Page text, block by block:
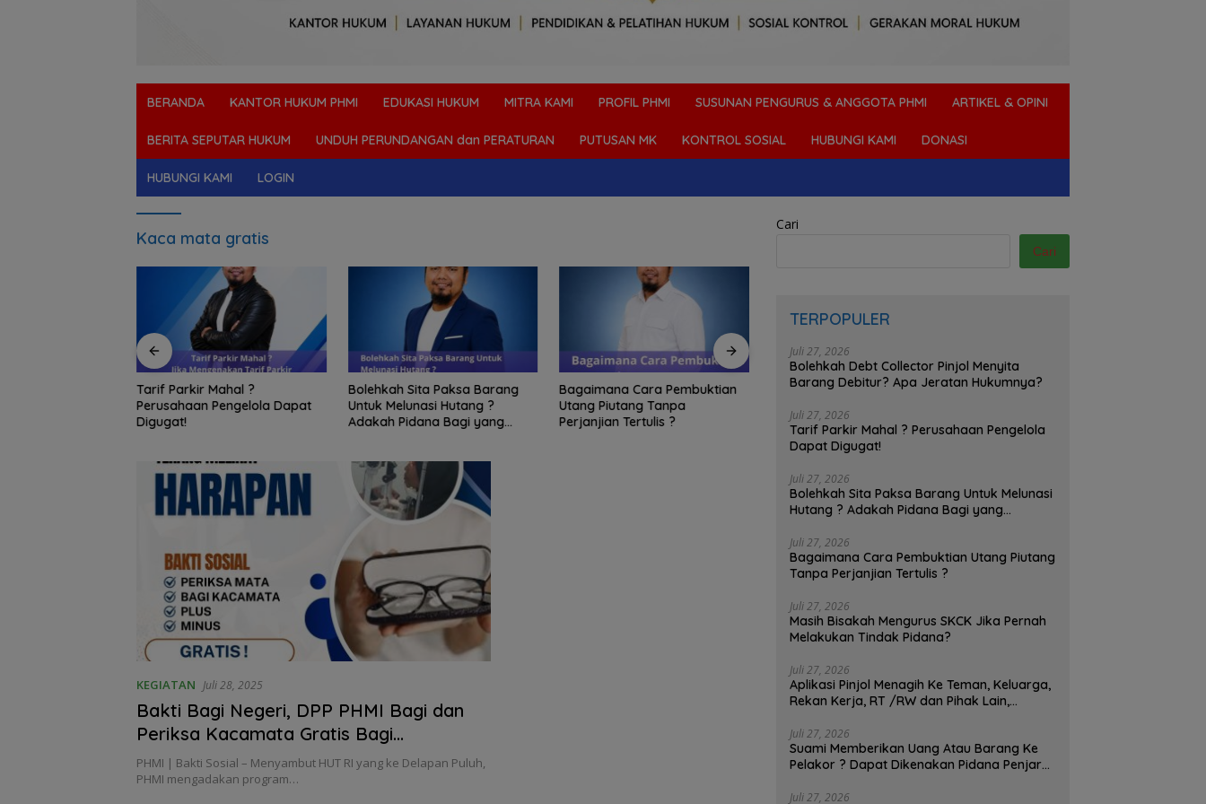
BERANDA KANTOR HUKUM PHMI EDUKASI HUKUM MITRA KAMI PROFIL PHMI SUSUNAN PENGURUS & ANGGOTA PHMI ARTIKEL & OPINI
BERITA SEPUTAR HUKUM UNDUH PERUNDANGAN dan PERATURAN PUTUSAN MK KONTROL SOSIAL HUBUNGI KAMI DONASI
HUBUNGI KAMI LOGIN
Kaca mata gratis
Tarif Parkir Mahal ?
Perusahaan Pengelola Dapat
Digugat!
Bolehkah Sita Paksa Barang
Untuk Melunasi Hutang ?
Adakah Pidana Bagi yang
Bagaimana Cara Pembuktian
Utang Piutang Tanpa
Perjanjian Tertulis ?
Masih Bisakah Mengurus SKCK
Pidana?
Aplikasi Pinjol Menagih Ke
RT /RW dan Pihak Lain,
Dapatkah Dipidanakan ?
KEGIATAN Juli 28, 2025
Bakti Bagi Negeri, DPP PHMI Bagi dan
Periksa Kacamata Gratis Bagi
Masyarakat
PHMI | Bakti Sosial – Menyambut HUT RI yang ke Delapan Puluh,
PHMI mengadakan program…
Cari
Cari
TERPOPULER
Juli 27, 2026
Bolehkah Debt Collector Pinjol Menyita
Barang Debitur? Apa Jeratan Hukumnya?
Juli 27, 2026
Tarif Parkir Mahal ? Perusahaan Pengelola
Dapat Digugat!
Juli 27, 2026
Bolehkah Sita Paksa Barang Untuk Melunasi
Hutang ? Adakah Pidana Bagi yang
Juli 27, 2026
Bagaimana Cara Pembuktian Utang Piutang
Tanpa Perjanjian Tertulis ?
Juli 27, 2026
Masih Bisakah Mengurus SKCK Jika Pernah
Melakukan Tindak Pidana?
Juli 27, 2026
Aplikasi Pinjol Menagih Ke Teman, Keluarga,
Rekan Kerja, RT /RW dan Pihak Lain,
Juli 27, 2026
Suami Memberikan Uang Atau Barang Ke
Pelakor ? Dapat Dikenakan Pidana Penjara
Juli 27, 2026